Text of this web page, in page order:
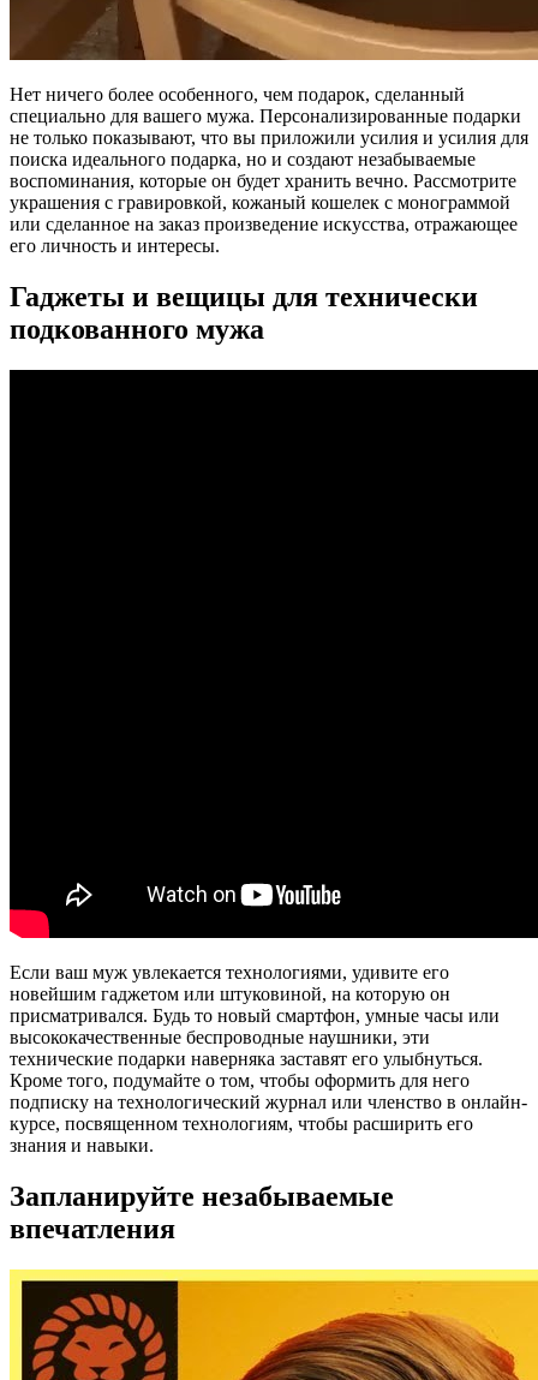
Нет ничего более особенного, чем подарок, сделанный
специально для вашего мужа. Персонализированные подарки
не только показывают, что вы приложили усилия и усилия для
поиска идеального подарка, но и создают незабываемые
воспоминания, которые он будет хранить вечно. Рассмотрите
украшения с гравировкой, кожаный кошелек с монограммой
или сделанное на заказ произведение искусства, отражающее
его личность и интересы.
Гаджеты и вещицы для технически
подкованного мужа
Если ваш муж увлекается технологиями, удивите его
новейшим гаджетом или штуковиной, на которую он
присматривался. Будь то новый смартфон, умные часы или
высококачественные беспроводные наушники, эти
технические подарки наверняка заставят его улыбнуться.
Кроме того, подумайте о том, чтобы оформить для него
подписку на технологический журнал или членство в онлайн-
курсе, посвященном технологиям, чтобы расширить его
знания и навыки.
Запланируйте незабываемые
впечатления